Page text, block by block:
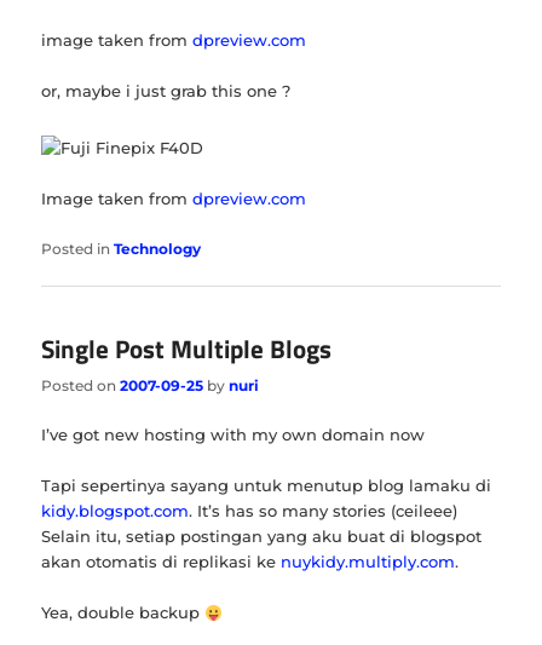
image taken fromdpreview.com
or, maybe i just grab this one ?
Image taken fromdpreview.com
Posted in Technology
Single Post Multiple Blogs
Posted on2007-09-25 bynuri
I’ve got new hosting with my own domain now
Tapi sepertinya sayang untuk menutup blog lamaku di
kidy.blogspot.com. It’s has so many stories (ceileee)
Selain itu, setiap postingan yang aku buat di blogspot
akan otomatis di replikasi ke nuykidy.multiply.com.
Yea, double backup